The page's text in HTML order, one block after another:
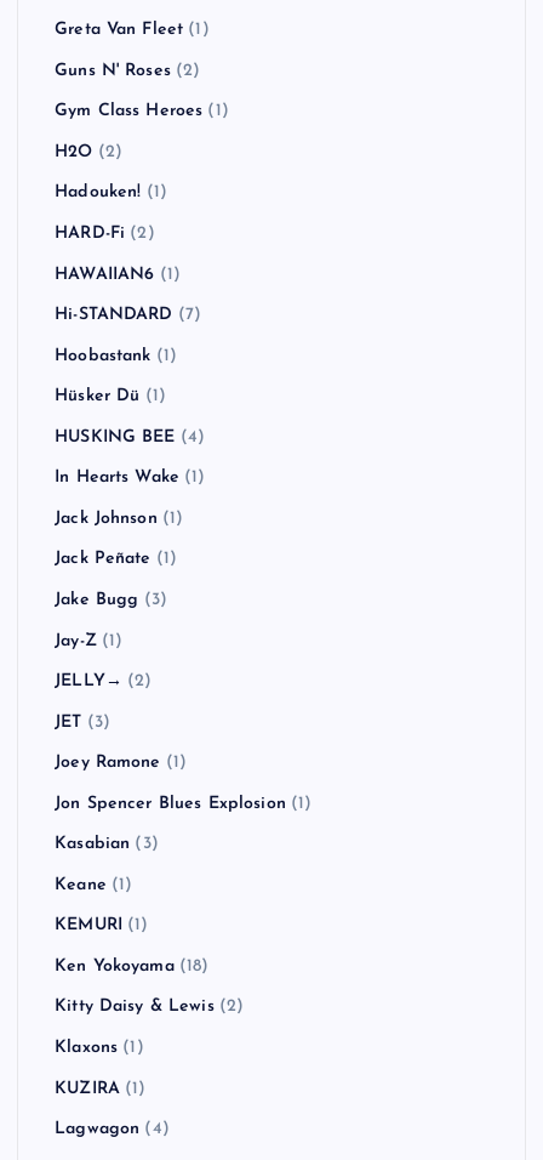
Greta Van Fleet (1)
Guns N' Roses(2)
Gym Class Heroes (1)
H2O (2)
Hadouken! (1)
HARD-Fi (2)
HAWAIIAN6 (1)
Hi-STANDARD (7)
Hoobastank (1)
Hüsker Dü (1)
HUSKING BEE (4)
In Hearts Wake (1)
Jack Johnson (1)
Jack Peñate (1)
Jake Bugg (3)
Jay-Z(1)
JELLY→ (2)
JET (3)
Joey Ramone (1)
Jon Spencer Blues Explosion (1)
Kasabian (3)
Keane (1)
KEMURI (1)
Ken Yokoyama(18)
Kitty Daisy & Lewis(2)
Klaxons (1)
KUZIRA(1)
Lagwagon (4)